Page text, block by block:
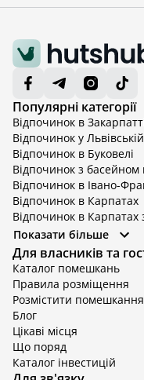
Популярні категорії
Відпочинок в
Відпочинок у
Відпочинок в Буковелі
Відпочинок з басейном
Відпочинок в Івано-
Відпочинок в Карпатах
Відпочинок в Карпатах
Відпочинок в Київській
Відпочинок в Київській
Відпочинок в
Відпочинок у Вінницькій
Відпочинок в Яремче
Відпочинок у
Відпочинок з басейном
Показати більше
Для власників та
Каталог помешкань
Правила розміщення
Розмістити помешкання
Блог
Цікаві місця
Що поряд
Каталог інвестицій